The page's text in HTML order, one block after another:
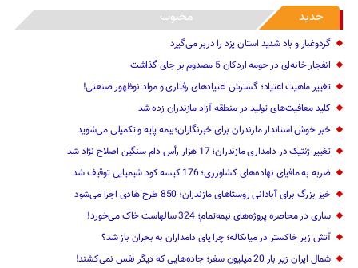
جدید محبوب
گردوغبار و باد شدید استان یزد را دربر می‌گیرد
انفجار خانه‌ای در حومه اردکان 5 مصدوم بر جای گذاشت
تغییر ماهیت ‌اعتیاد؛ گسترش اعتیادهای رفتاری و مواد نوظهور صنعتی!
کلید معافیت‌های تولید در منطقه آزاد مازندران زده شد
خبر خوش استاندار مازندران برای خبرنگاران؛‌بیمه پایه و ‌تکمیلی می‌شوید
تغییر ژنتیک‌ در دامداری مازندران؛ 17 هزار رأس دام سنگین ‌اصلاح نژاد شد
ضربه ‌به مافیای نهاده‌های کشاورزی؛ 176 کیسه کود شیمیایی توقیف شد
خیز بزرگ برای آبادانی روستاهای مازندران؛ 850 طرح هادی ‌اجرا می‌شود
ساری در محاصره پروژه‌های نیمه‌تمام؛ 324 سالهاست خاک می‌خورد!
آتش زیر خاکستر در میانکاله؛ چرا پای دامداران به بحران باز شد؟
شمال ایران زیر بار 20 میلیون سفر؛ جاده‌هایی که دیگر نفس نمی‌کشند!